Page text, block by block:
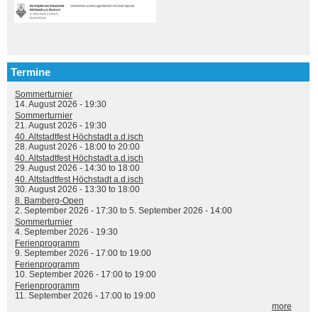
Termine
Sommerturnier
14. August 2026 - 19:30
Sommerturnier
21. August 2026 - 19:30
40. Altstadtfest Höchstadt a.d.isch
28. August 2026 - 18:00 to 20:00
40. Altstadtfest Höchstadt a.d.isch
29. August 2026 - 14:30 to 18:00
40. Altstadtfest Höchstadt a.d.isch
30. August 2026 - 13:30 to 18:00
8. Bamberg-Open
2. September 2026 - 17:30 to 5. September 2026 - 14:00
Sommerturnier
4. September 2026 - 19:30
Ferienprogramm
9. September 2026 - 17:00 to 19:00
Ferienprogramm
10. September 2026 - 17:00 to 19:00
Ferienprogramm
11. September 2026 - 17:00 to 19:00
more